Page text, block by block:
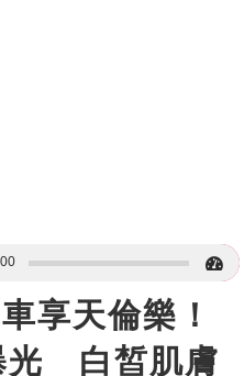
享天倫樂！
光 白皙肌膚